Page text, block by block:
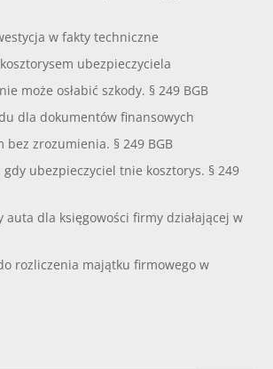
w fakty techniczne
ubezpieczyciela
może osłabić szkody. § 249 BGB
dla dokumentów finansowych
zrozumienia. § 249 BGB
ubezpieczyciel tnie kosztorys. § 249
auta dla księgowości firmy działającej w
rozliczenia majątku firmowego w